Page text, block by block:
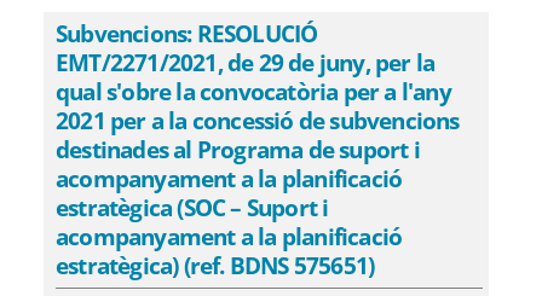
Subvencions: RESOLUCIÓ
EMT/2271/2021, de 29 de juny, per la
qual s'obre la convocatòria per a l'any
2021 per a la concessió de subvencions
destinades al Programa de suport i
acompanyament a la planificació
estratègica (SOC – Suport i
acompanyament a la planificació
estratègica) (ref. BDNS 575651)